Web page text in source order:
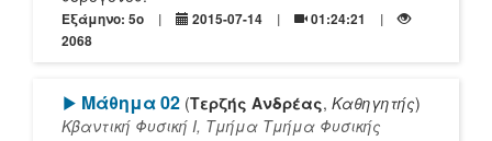
Εξάμηνο: 5o 2015-07-14
01:24:21
2068
[Play]
Μάθημα 02 (Τερζής Ανδρέας, Καθηγητής)
Κβαντική Φυσική Ι, Τμήμα Τμήμα Φυσικής